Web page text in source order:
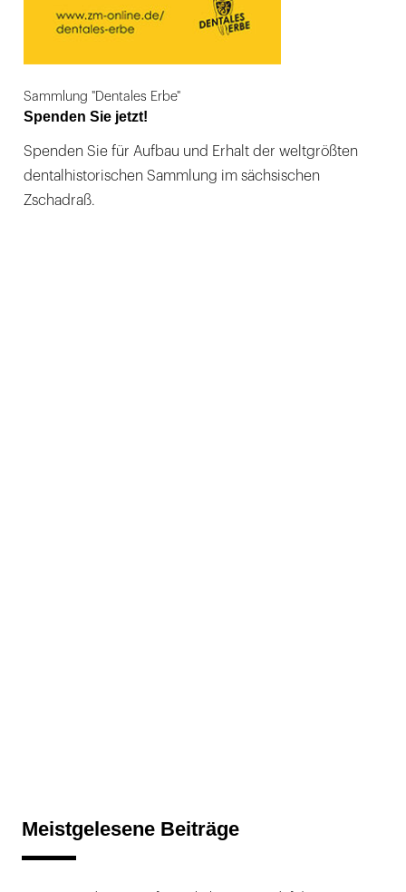
Sammlung "Dentales Erbe"
Spenden Sie jetzt!
Spenden Sie für Aufbau und Erhalt der weltgrößten
dentalhistorischen Sammlung im sächsischen
Zschadraß.
Meistgelesene Beiträge